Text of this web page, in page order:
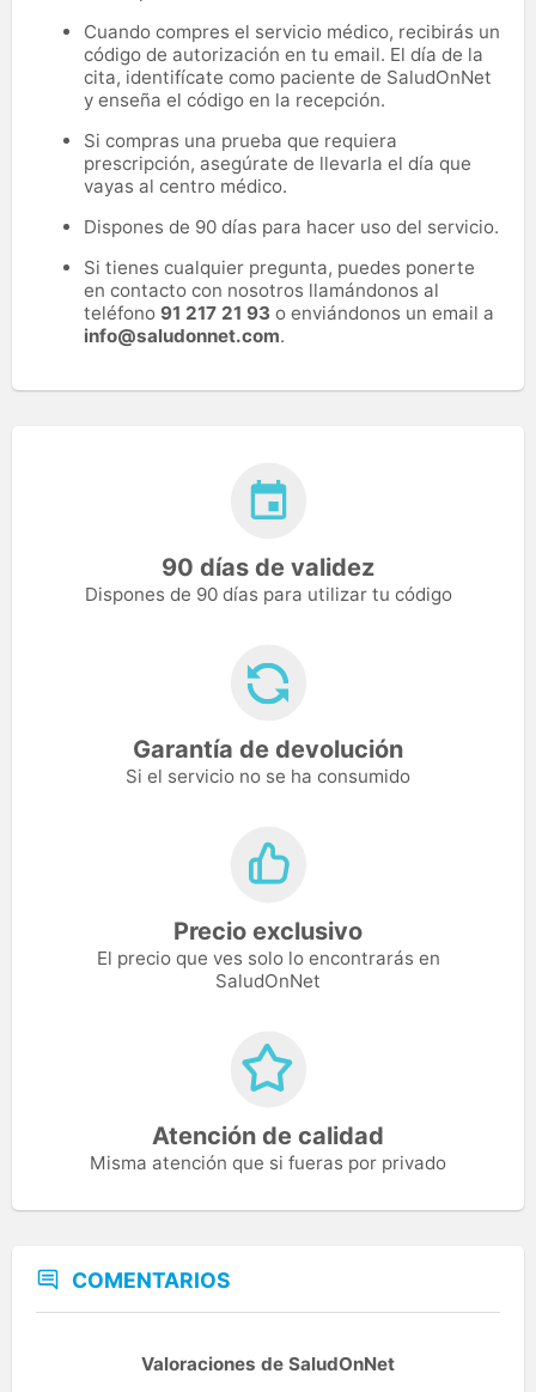
Cuando compres el servicio médico, recibirás un
código de autorización en tu email. El día de la
cita, identifícate como paciente de SaludOnNet
y enseña el código en la recepción.
Si compras una prueba que requiera
prescripción, asegúrate de llevarla el día que
vayas al centro médico.
Dispones de 90 días para hacer uso del servicio.
Si tienes cualquier pregunta, puedes ponerte
en contacto con nosotros llamándonos al
teléfono 91 217 21 93 o enviándonos un email a
info@saludonnet.com.
90 días de validez
Dispones de 90 días para utilizar tu código
Garantía de devolución
Si el servicio no se ha consumido
Precio exclusivo
El precio que ves solo lo encontrarás en
SaludOnNet
Atención de calidad
Misma atención que si fueras por privado
COMENTARIOS
Valoraciones de SaludOnNet